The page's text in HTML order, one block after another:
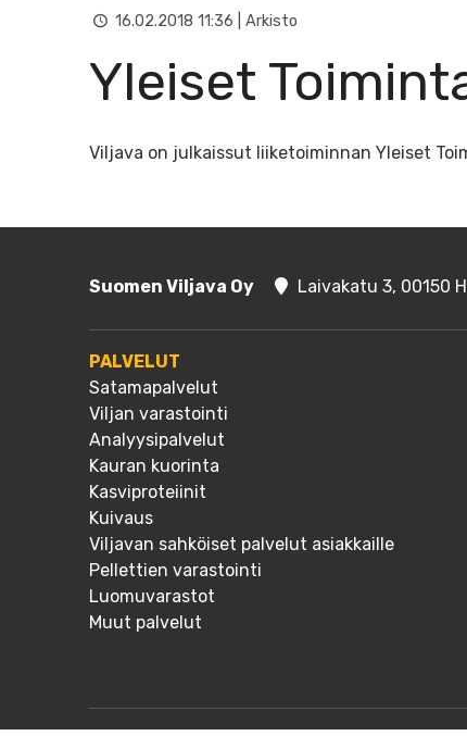
16.02.2018 11:36 | Arkisto
Yleiset
Viljava on julkaissut liiketoiminnan Yleiset
Suomen Viljava Oy Laivakatu 3, 00150
PALVELUT
Satamapalvelut
Viljan varastointi
Analyysipalvelut
Kauran kuorinta
Kasviproteiinit
Kuivaus
Viljavan sahköiset palvelut asiakkaille
Pellettien varastointi
Luomuvarastot
Muut palvelut